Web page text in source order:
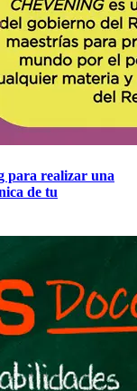
para realizar una
de tu